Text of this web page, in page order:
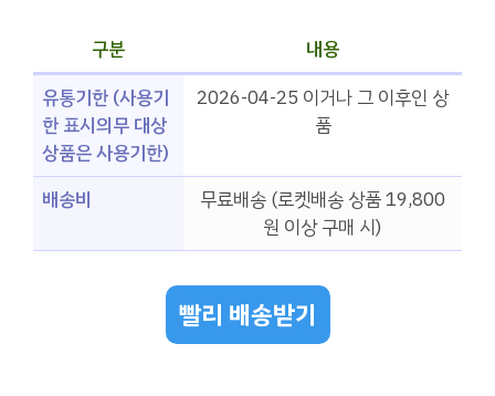
구분
내용
유통기한 (사용기
한 표시의무 대상
상품은 사용기한)
2026-04-25 이거나 그 이후인 상
품
배송비
무료배송 (로켓배송 상품 19,800
원 이상 구매 시)
빨리 배송받기